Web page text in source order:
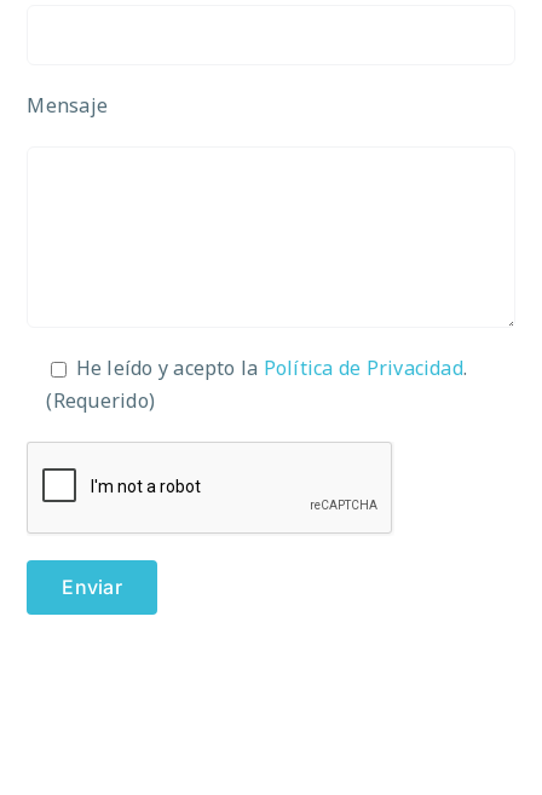
Mensaje
He leído y acepto la Política de Privacidad.
(Requerido)